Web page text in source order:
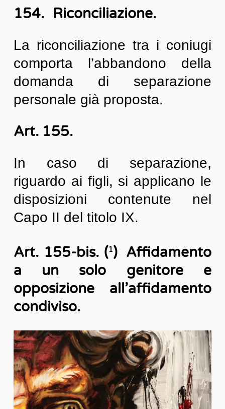
154. Riconciliazione.
La riconciliazione tra i coniugi
comporta l’abbandono della
domanda di separazione
personale già proposta.
Art. 155.
In caso di separazione,
riguardo ai figli, si applicano le
disposizioni contenute nel
Capo II del titolo IX.
Art. 155-bis. (1) Affidamento
a un solo genitore e
opposizione all’affidamento
condiviso.